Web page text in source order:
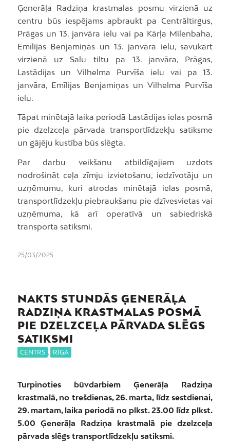
Ģenerāļa Radziņa krastmalas posmu virzienā uz
centru būs iespējams apbraukt pa Centrāltirgus,
Prāgas un 13. janvāra ielu vai pa Kārļa Mīlenbaha,
Emīlijas Benjamiņas un 13. janvāra ielu, savukārt
virzienā uz Salu tiltu pa 13. janvāra, Prāgas,
Lastādijas un Vilhelma Purvīša ielu vai pa 13.
janvāra, Emīlijas Benjamiņas un Vilhelma Purvīša
ielu.
Tāpat minētajā laika periodā Lastādijas ielas posmā
pie dzelzceļa pārvada transportlīdzekļu satiksme
un gājēju kustība būs slēgta.
Par darbu veikšanu atbildīgajiem uzdots
nodrošināt ceļa zīmju izvietošanu, iedzīvotāju un
uzņēmumu, kuri atrodas minētajā ielas posmā,
transportlīdzekļu piebraukšanu pie dzīvesvietas vai
uzņēmuma, kā arī operatīvā un sabiedriskā
transporta satiksmi.
25/03/2025
NAKTS STUNDĀS ĢENERĀĻA
RADZIŅA KRASTMALAS POSMĀ
PIE DZELZCEĻA PĀRVADA SLĒGS
SATIKSMI
CENTRS , RĪGA
Turpinoties būvdarbiem Ģenerāļa Radziņa
krastmalā, no trešdienas, 26. marta, līdz sestdienai,
29. martam, laika periodā no plkst. 23.00 līdz plkst.
5.00 Ģenerāļa Radziņa krastmalā pie dzelzceļa
pārvada slēgs transportlīdzekļu satiksmi.